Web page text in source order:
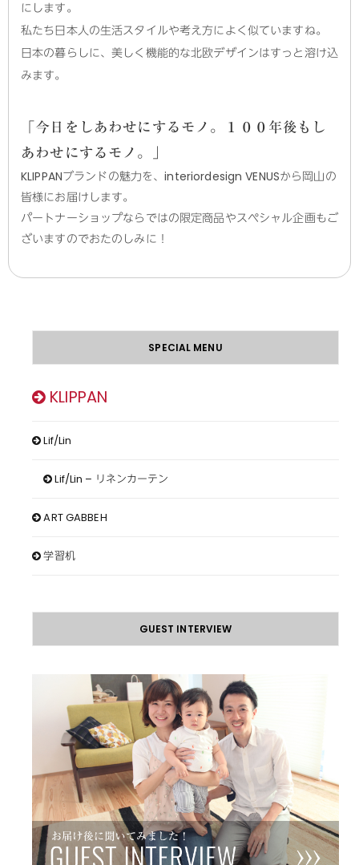
にします。
私たち日本人の生活スタイルや考え方によく似ていますね。
日本の暮らしに、美しく機能的な北欧デザインはすっと溶け込
みます。
「今日をしあわせにするモノ。１００年後もし
あわせにするモノ。」
KLIPPANブランドの魅力を、interiordesign VENUSから岡山の
皆様にお届けします。
パートナーショップならではの限定商品やスペシャル企画もご
ざいますのでおたのしみに！
SPECIAL MENU
KLIPPAN
Lif/Lin
Lif/Lin – リネンカーテン
ART GABBEH
学習机
GUEST INTERVIEW